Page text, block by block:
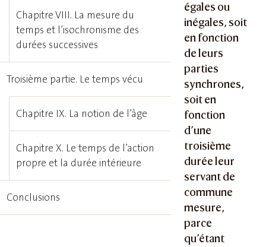
égales ou
inégales, soit
en fonction
de leurs
parties
synchrones,
soit en
fonction
d’une
troisième
durée leur
servant de
commune
mesure,
parce
qu’étant
Chapitre VIII. La mesure du
temps et l’isochronisme des
durées successives
Troisième partie. Le temps vécu
Chapitre IX. La notion de l’âge
Chapitre X. Le temps de l’action
propre et la durée intérieure
Conclusions